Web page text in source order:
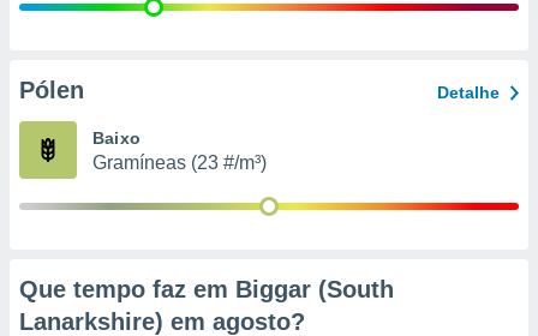
e
de
Pólen Detalhe
Baixo
Gramíneas (23 #/m³)
Que tempo faz em Biggar (South
Lanarkshire) em agosto?